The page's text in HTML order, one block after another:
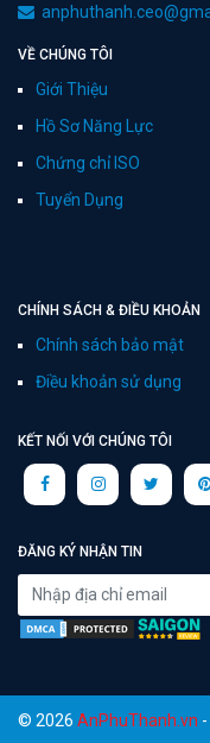
VỀ CHÚNG TÔI
Giới Thiệu
Hồ Sơ Năng Lực
Chứng chỉ ISO
Tuyển Dụng
CHÍNH SÁCH & ĐIỀU KHOẢN
Chính sách bảo mật
Điều khoản sử dụng
KẾT NỐI VỚI CHÚNG TÔI
ĐĂNG KÝ NHẬN TIN
© 2026 AnPhuThanh.vn